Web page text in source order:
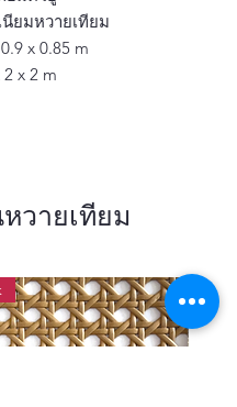
นียมหวายเทียม
x 0.85 m
2 x 2 m
วายเทียม